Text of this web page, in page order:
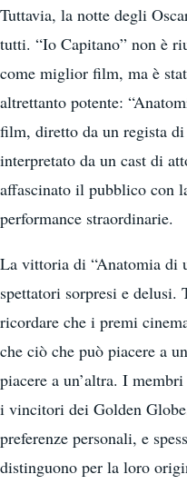
Tuttavia, la notte degli
tutti. “Io Capitano” non è
come miglior film, ma è
altrettanto potente:
film, diretto da un regista di
interpretato da un cast di
affascinato il pubblico con
performance straordinarie.
La vittoria di “Anatomia di
spettatori sorpresi e delusi.
ricordare che i premi
che ciò che può piacere a
piacere a un’altra. I
i vincitori dei Golden
preferenze personali, e
distinguono per la loro